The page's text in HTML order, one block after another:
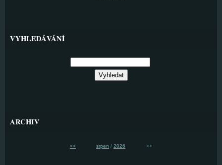
VYHLEDÁVÁNÍ
ARCHIV
<< srpen / 2026 >>